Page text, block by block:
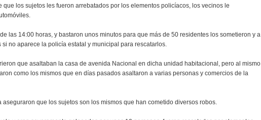
que los sujetos les fueron arrebatados por los elementos policíacos, los vecinos le
las 14:00 horas, y bastaron unos minutos para que más de 50 residentes los sometieron y a
no aparece la policía estatal y municipal para rescatarlos.
que asaltaban la casa de avenida Nacional en dicha unidad habitacional, pero al mismo
como los mismos que en días pasados asaltaron a varias personas y comercios de la
aseguraron que los sujetos son los mismos que han cometido diversos robos.